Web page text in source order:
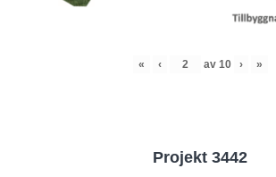
« ‹ av 10 › »
Projekt 3442